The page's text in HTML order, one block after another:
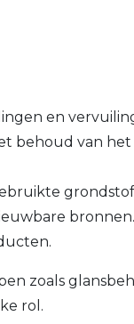
en
behoud van het
zoals
rol.